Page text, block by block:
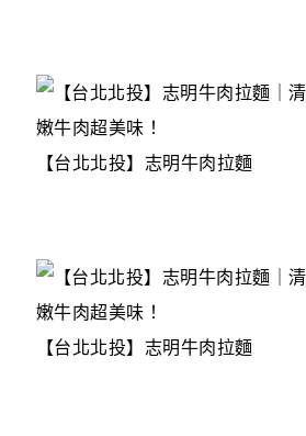
【台北北投】志明牛肉拉麵
【台北北投】志明牛肉拉麵